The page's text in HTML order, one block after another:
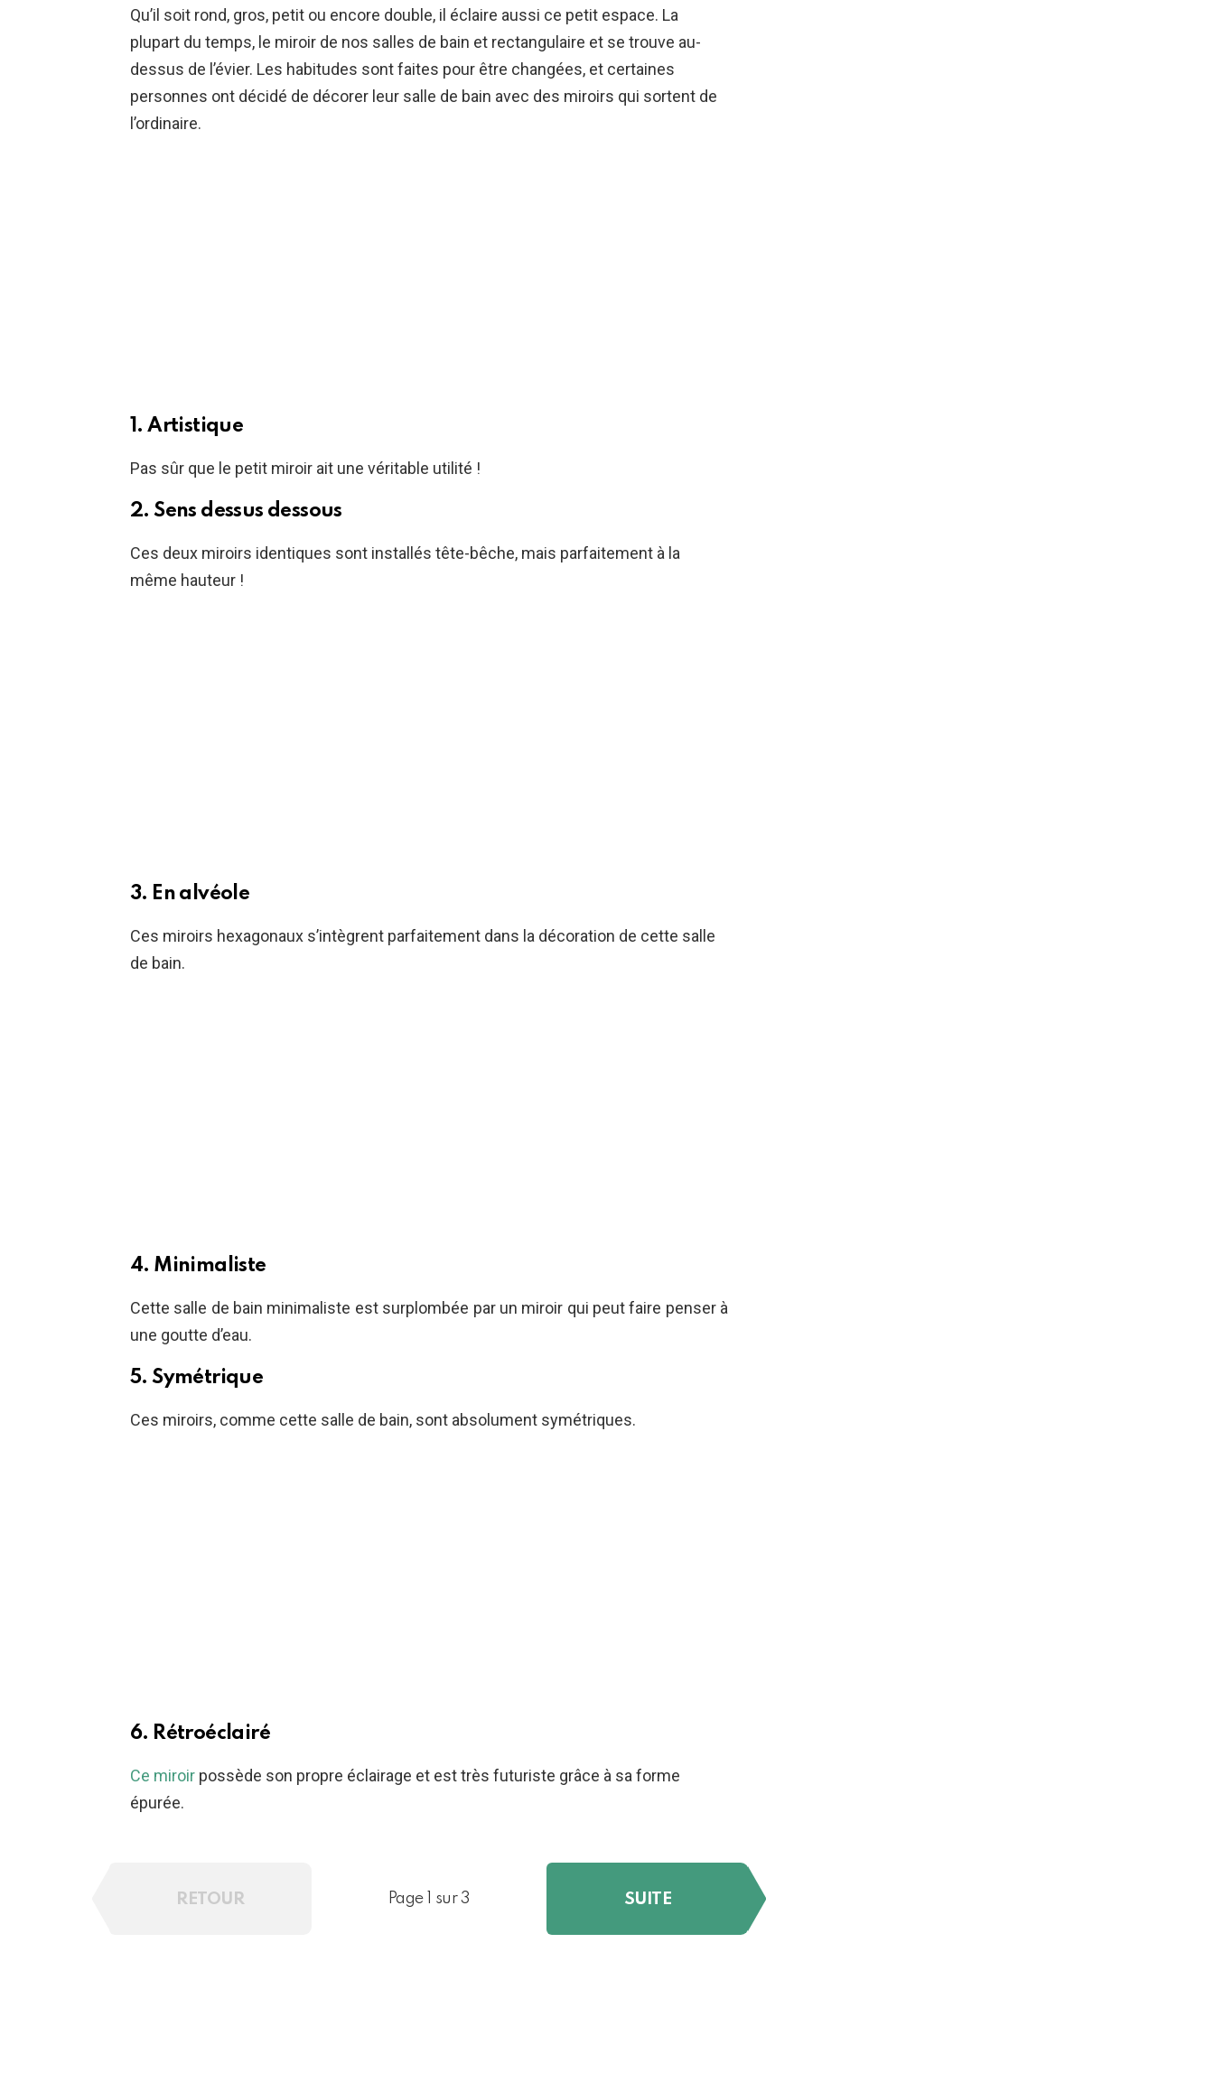
Qu’il soit rond, gros, petit ou encore double, il éclaire aussi ce petit espace. La
plupart du temps, le miroir de nos salles de bain et rectangulaire et se trouve au-
dessus de l’évier. Les habitudes sont faites pour être changées, et certaines
personnes ont décidé de décorer leur salle de bain avec des miroirs qui sortent de
l’ordinaire.
1. Artistique
Pas sûr que le petit miroir ait une véritable utilité !
2. Sens dessus dessous
Ces deux miroirs identiques sont installés tête-bêche, mais parfaitement à la
même hauteur !
3. En alvéole
Ces miroirs hexagonaux s’intègrent parfaitement dans la décoration de cette salle
de bain.
4. Minimaliste
Cette salle de bain minimaliste est surplombée par un miroir qui peut faire penser à
une goutte d’eau.
5. Symétrique
Ces miroirs, comme cette salle de bain, sont absolument symétriques.
6. Rétroéclairé
Ce miroir possède son propre éclairage et est très futuriste grâce à sa forme
épurée.
Page 1 sur 3
RETOUR SUITE